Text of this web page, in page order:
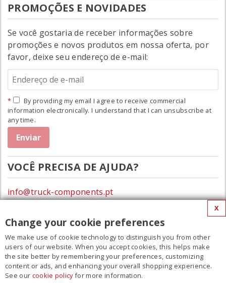
PROMOÇÕES E NOVIDADES
Se você gostaria de receber informações sobre
promoções e novos produtos em nossa oferta, por
favor, deixe seu endereço de e-mail:
By providing my email I agree to receive commercial
information electronically. I understand that I can unsubscribe at
any time.
VOCÊ PRECISA DE AJUDA?
info@truck-components.pt
MENU
Filme
Contato
X
Change your cookie preferences
We make use of cookie technology to distinguish you from other
users of our website. When you accept cookies, this helps make
the site better by remembering your preferences, customizing
content or ads, and enhancing your overall shopping experience.
See our cookie policyfor more information.